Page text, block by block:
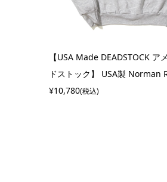
【USA Made DEADSTOCK ア
ドストック】 USA製 Norman
¥10,780(税込)